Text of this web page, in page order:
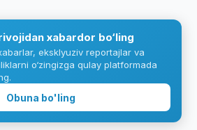
xabardor bo‘ling
eksklyuziv reportajlar va
o‘zingizga qulay platformada
Obuna bo'ling